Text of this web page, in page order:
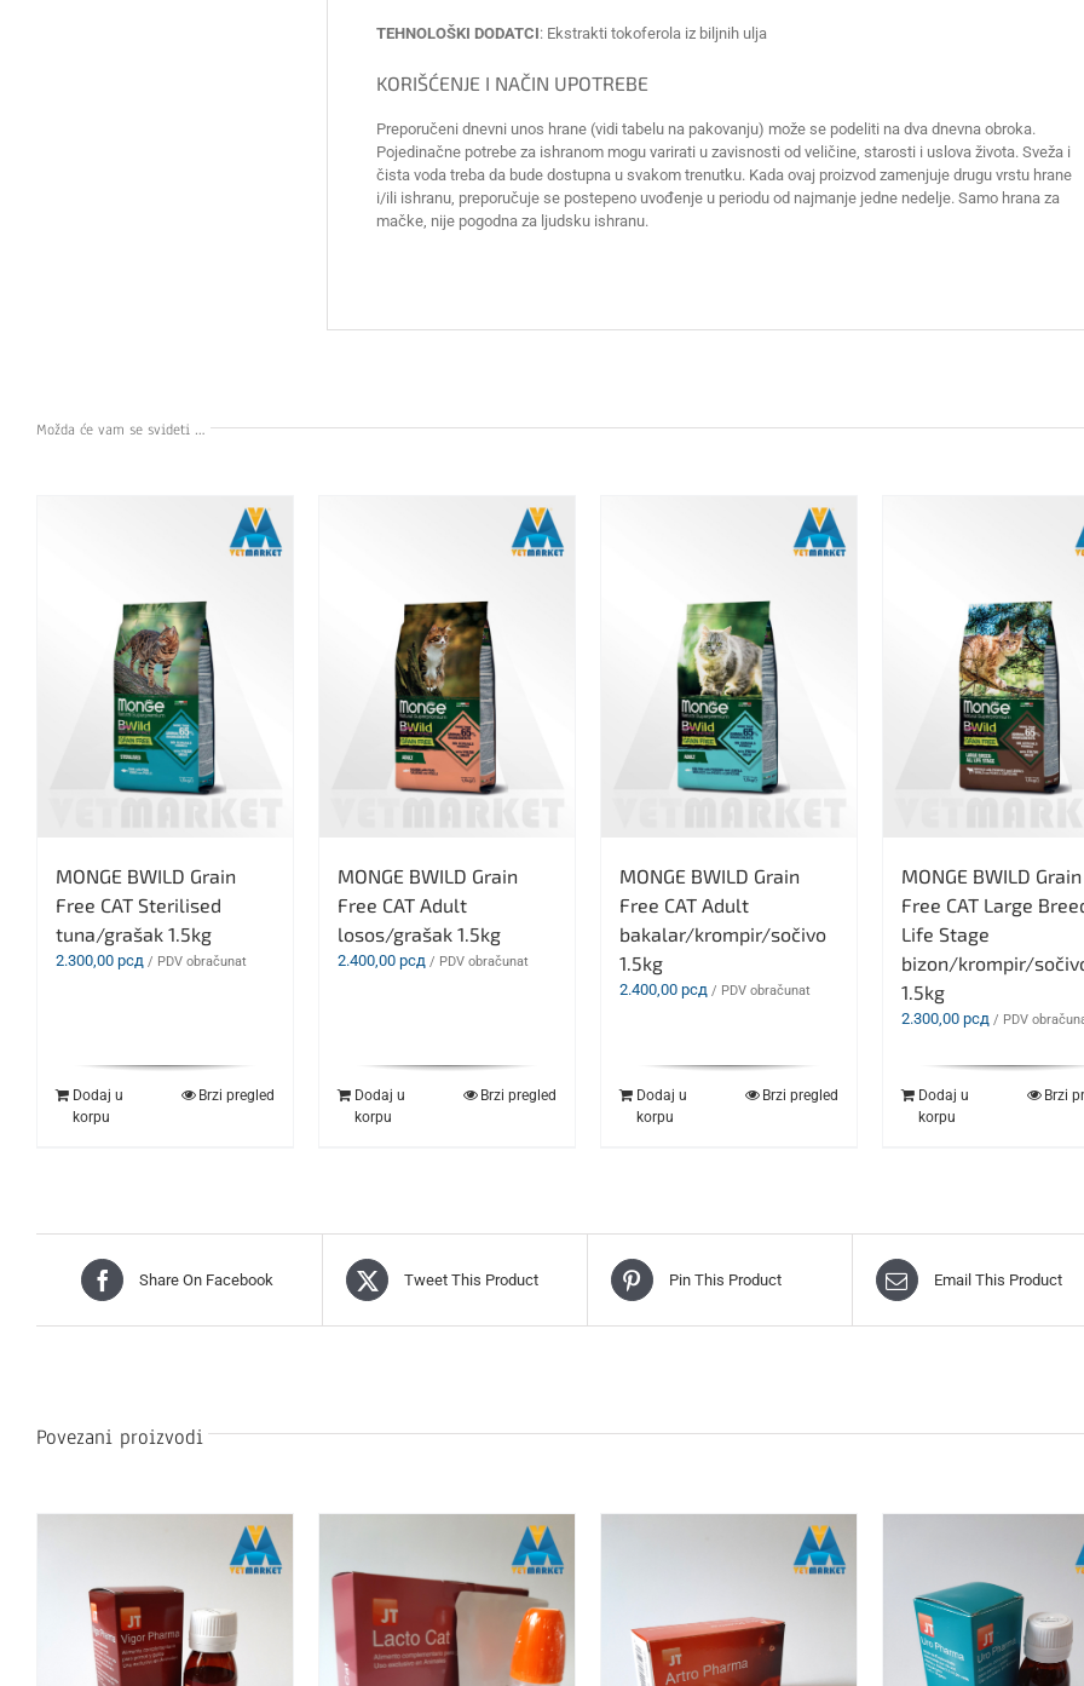
TEHNOLOŠKI DODATCI: Ekstrakti tokoferola iz biljnih ulja
KORIŠĆENJE I NAČIN UPOTREBE
Preporučeni dnevni unos hrane (vidi tabelu na pakovanju) može se podeliti na dva dnevna obroka.
Pojedinačne potrebe za ishranom mogu varirati u zavisnosti od veličine, starosti i uslova života. Sveža i
čista voda treba da bude dostupna u svakom trenutku. Kada ovaj proizvod zamenjuje drugu vrstu hrane
i/ili ishranu, preporučuje se postepeno uvođenje u periodu od najmanje jedne nedelje. Samo hrana za
mačke, nije pogodna za ljudsku ishranu.
Možda će vam se svideti …
MONGE BWILD Grain
Free CAT Sterilised
tuna/grašak 1.5kg
2.300,00 рсд / PDV obračunat
Dodaj u
korpu
Brzi pregled
MONGE BWILD Grain
Free CAT Adult
losos/grašak 1.5kg
2.400,00 рсд / PDV obračunat
Dodaj u
korpu
Brzi pregled
MONGE BWILD Grain
Free CAT Adult
bakalar/krompir/sočivo
1.5kg
2.400,00 рсд / PDV obračunat
Dodaj u
korpu
Brzi pregled
MONGE BWILD Grain
Free CAT Large
Life Stage
bizon/krompir/
1.5kg
2.300,00 рсд / PDV
Dodaj u
korpu
Brzi
Share On Facebook Tweet This Product Pin This Product Email This Product
Povezani proizvodi